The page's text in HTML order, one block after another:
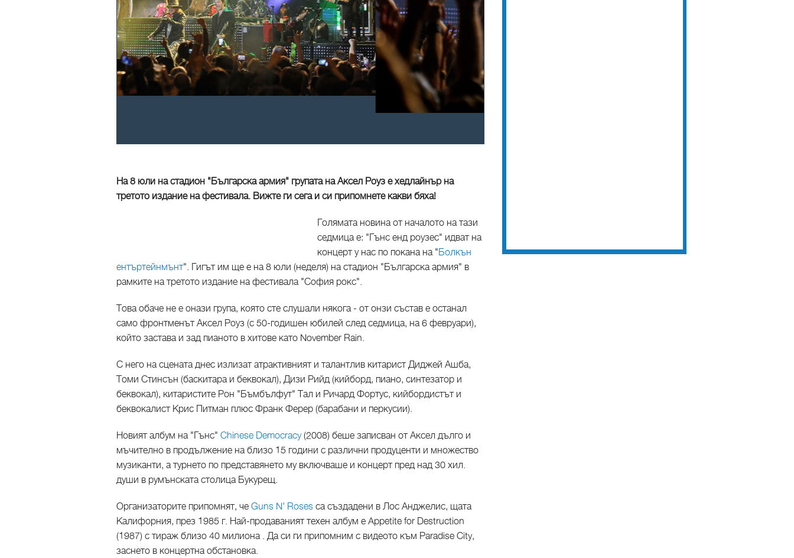
На 8 юли на стадион "Българска армия" групата на Аксел Роуз е хедлайнър на
третото издание на фестивала. Вижте ги сега и си припомнете какви бяха!
Голямата новина от началото на тази
седмица е: "Гънс енд роузес" идват на
концерт у нас по покана на "Болкън
ентъртейнмънт". Гигът им ще е на 8 юли (неделя) на стадион "Българска армия" в
рамките на третото издание на фестивала "София рокс".
Това обаче не е онази група, която сте слушали някога - от онзи състав е останал
само фронтменът Аксел Роуз (с 50-годишен юбилей след седмица, на 6 февруари),
който застава и зад пианото в хитове като November Rain.
С него на сцената днес излизат атрактивният и талантлив китарист Диджей Ашба,
Томи Стинсън (баскитара и беквокал), Дизи Рийд (кийборд, пиано, синтезатор и
беквокал), китаристите Рон "Бъмбълфут" Тал и Ричард Фортус, кийбордистът и
беквокалист Крис Питман плюс Франк Ферер (барабани и перкусии).
Новият албум на "Гънс" Chinese Democracy(2008) беше записван от Аксел дълго и
мъчително в продължение на близо 15 години с различни продуценти и множество
музиканти, а турнето по представянето му включваше и концерт пред над 30 хил.
души в румънската столица Букурещ.
Организаторите припомнят, че Guns N' Roses са създадени в Лос Анджелис, щата
Калифорния, през 1985 г. Най-продаваният техен албум е Appetite for Destruction
(1987) с тираж близо 40 милиона . Да си ги припомним с видеото към Paradise City,
заснето в концертна обстановка.